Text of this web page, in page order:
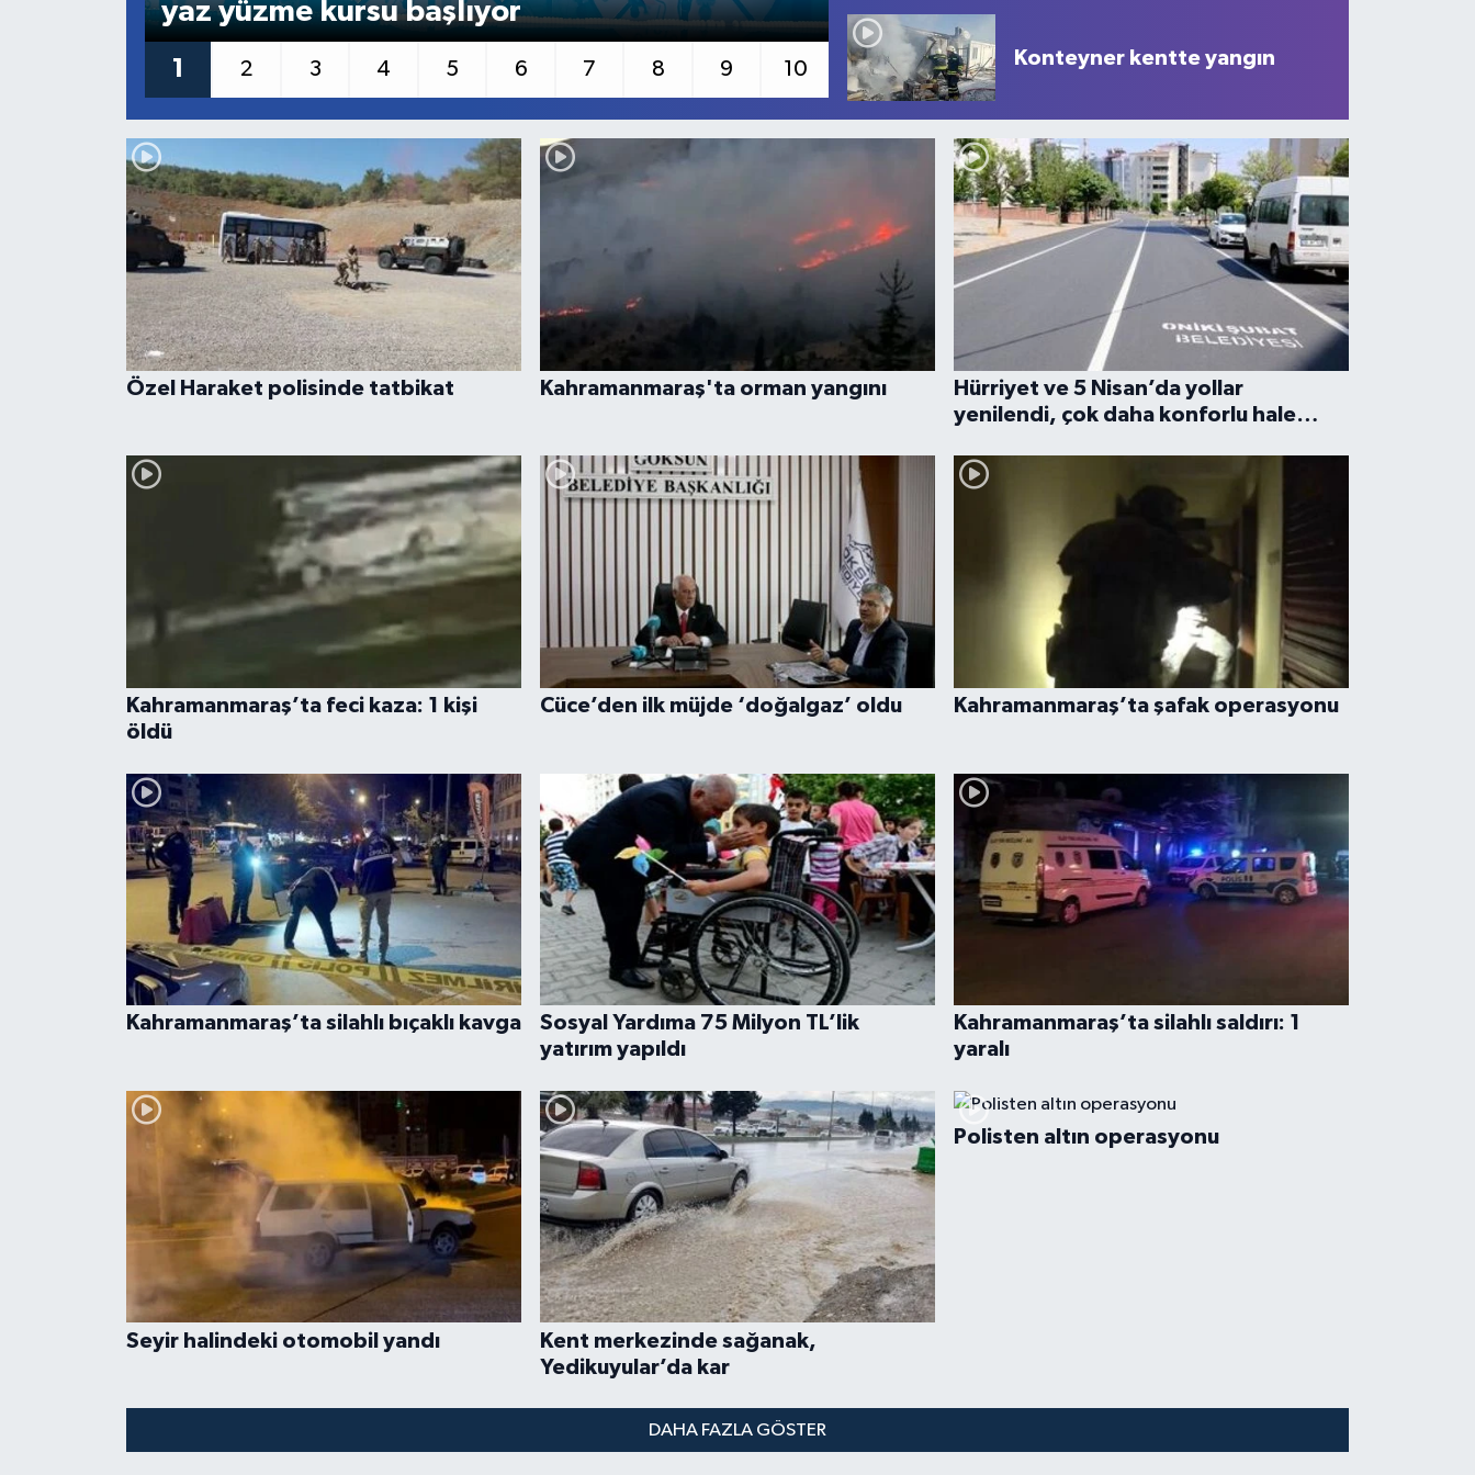
yaz yüzme kursu başlıyor
küle döndü
1 2 3 4 5 6 7 8 9 10
Konteyner kentte yangın
Özel Haraket polisinde tatbikat Kahramanmaraş'ta orman yangını
Hürriyet ve 5 Nisan’da yollar
yenilendi, çok daha konforlu hale
Kahramanmaraş’ta feci kaza: 1 kişi
öldü
Cüce’den ilk müjde ‘doğalgaz’ oldu Kahramanmaraş’ta şafak operasyonu
Kahramanmaraş’ta silahlı bıçaklı kavga
Sosyal Yardıma 75 Milyon TL’lik
yatırım yapıldı
Kahramanmaraş’ta silahlı saldırı: 1
yaralı
Seyir halindeki otomobil yandı
Kent merkezinde sağanak,
Yedikuyular’da kar
Polisten altın operasyonu
DAHA FAZLA GÖSTER